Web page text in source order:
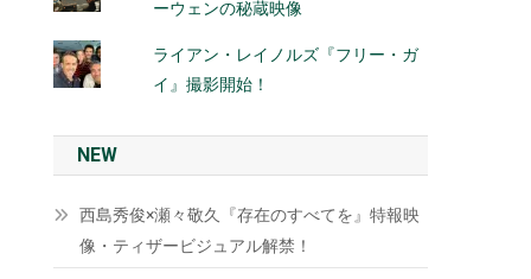
ーウェンの秘蔵映像
ライアン・レイノルズ『フリー・ガ
イ』撮影開始！
NEW
西島秀俊×瀬々敬久『存在のすべてを』特報映
像・ティザービジュアル解禁！